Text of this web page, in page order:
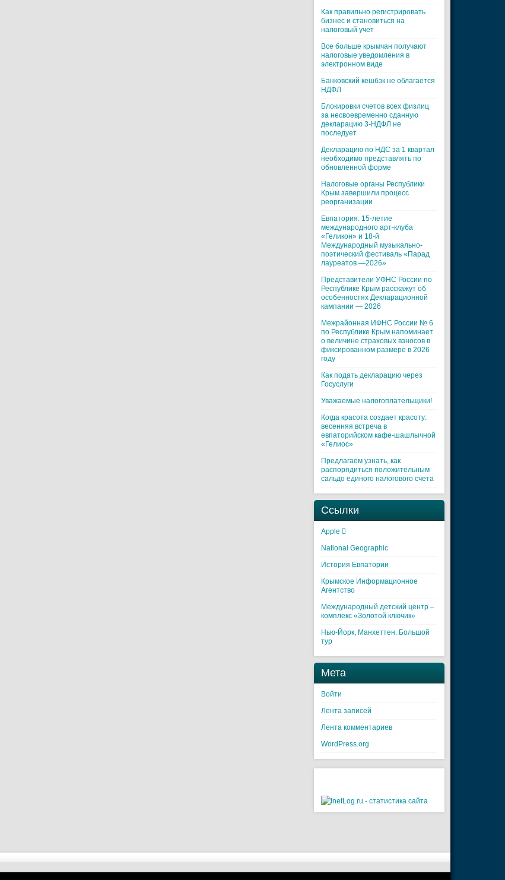
Как правильно регистрировать
бизнес и становиться на
налоговый учет
Все больше крымчан получают
налоговые уведомления в
электронном виде
Банковский кешбэк не облагается
НДФЛ
Блокировки счетов всех физлиц
за несвоевременно сданную
декларацию 3-НДФЛ не
последует
Декларацию по НДС за 1 квартал
необходимо представлять по
обновленной форме
Налоговые органы Республики
Крым завершили процесс
реорганизации
Евпатория. 15-летие
международного арт-клуба
«Геликон» и 18-й
Международный музыкально-
поэтический фестиваль «Парад
лауреатов —2026»
Представители УФНС России по
Республике Крым расскажут об
особенностях Декларационной
кампании — 2026
Межрайонная ИФНС России № 6
по Республике Крым напоминает
о величине страховых взносов в
фиксированном размере в 2026
году
Как подать декларацию через
Госуслуги
Уважаемые налогоплательщики!
Когда красота создает красоту:
весенняя встреча в
евпаторийском кафе-шашлычной
«Гелиос»
Предлагаем узнать, как
распорядиться положительным
сальдо единого налогового счета
Ссылки
Apple 
National Geographic
История Евпатории
Крымское Информационное
Агентство
Международный детский центр –
комплекс «Золотой ключик»
Нью-Йорк, Манхеттен. Большой
тур
Мета
Войти
Лента записей
Лента комментариев
WordPress.org